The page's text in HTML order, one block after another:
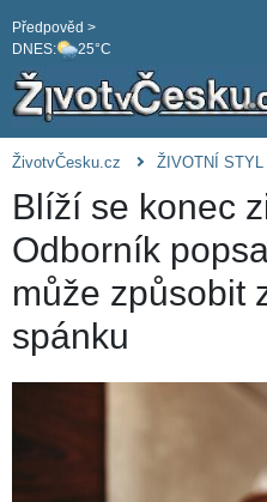
DNES: 25°C
Předpověd >
ŽivotvČesku.cz ŽIVOTNÍ STYL
Blíží se konec
Odborník
může způsobit
spánku